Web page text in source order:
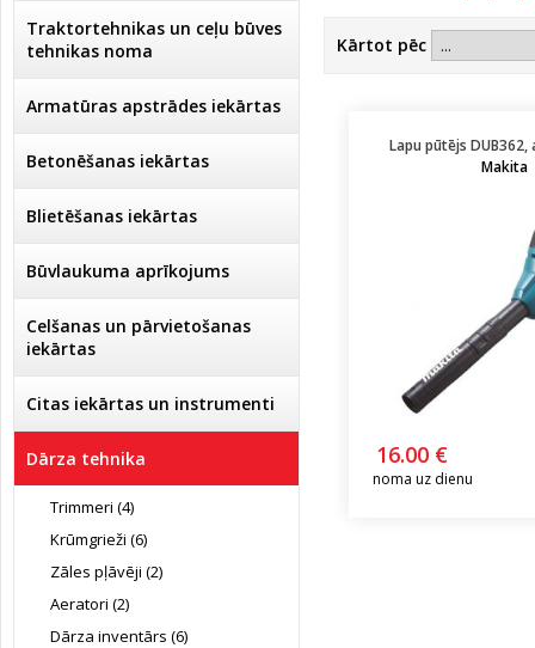
Traktortehnikas un ceļu būves
tehnikas noma
Armatūras apstrādes iekārtas
Betonēšanas iekārtas
Blietēšanas iekārtas
Būvlaukuma aprīkojums
Celšanas un pārvietošanas
iekārtas
Citas iekārtas un instrumenti
Dārza tehnika
Trimmeri (4)
Krūmgrieži (6)
Zāles pļāvēji (2)
Aeratori (2)
Dārza inventārs (6)
Kārtot pēc
Lapu pūtējs
Makita
16.00 €
noma uz dienu